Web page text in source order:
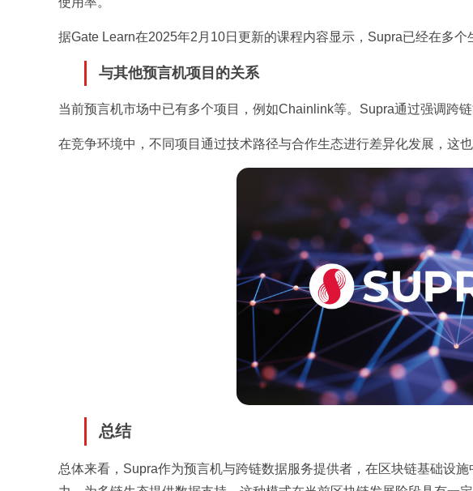
据Gate Learn在2025年2月10日更新的课程内容显示，Supra已经在多个
与其他预言机项目的关系
当前预言机市场中已有多个项目，例如Chainlink等。Supra通过强调跨
在竞争环境中，不同项目通过技术路径与合作生态进行差异化发展，这也
总结
总体来看，Supra作为预言机与跨链数据服务提供者，在区块链基础设